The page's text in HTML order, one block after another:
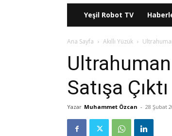
Yeşil Robot TV
Ana Sayfa Akıllı Yüzük
Satışa Çıktı
Yazar Muhammet Özcan - 28 Şubat